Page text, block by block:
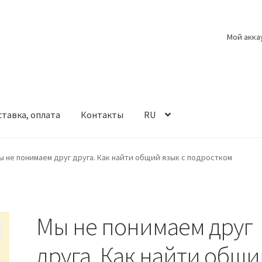
Мой
оплата Контакты RU
не понимаем друг друга. Как найти общий язык с подростком
Мы не понимаем друг
друга. Как найти